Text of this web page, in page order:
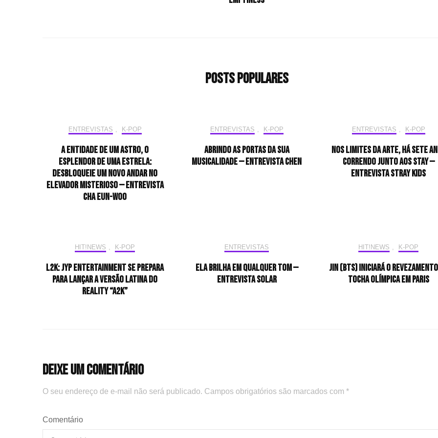
Posts populares
ENTREVISTAS , K-POP
A entidade de um astro, o
esplendor de uma estrela:
desbloqueie um novo andar no
elevador misterioso — Entrevista
CHA EUN-WOO
ENTREVISTAS , K-POP
Abrindo as portas da sua
musicalidade — Entrevista CHEN
ENTREVISTAS , K-POP
Nos limites da arte, há sete
correndo junto aos STAY —
Entrevista Stray Kids
HIT!NEWS , K-POP
L2K: JYP Entertainment se prepara
para lançar a versão latina do
reality “A2K”
ENTREVISTAS
Ela brilha em qualquer tom —
Entrevista Solar
HIT!NEWS , K-POP
Jin (BTS) iniciará o
tocha olímpica em Paris
Deixe um comentário
O seu endereço de e-mail não será publicado. Campos obrigatórios são marcados com *
Comentário